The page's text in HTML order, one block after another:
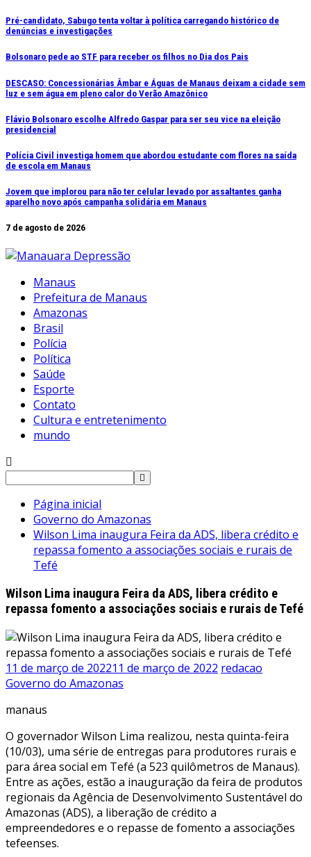
Ir
para
o
Pré-candidato, Sabugo tenta voltar à política carregando histórico de
denúncias e investigações
Bolsonaro pede ao STF para receber os filhos no Dia dos Pais
DESCASO: Concessionárias Âmbar e Águas de Manaus deixam a cidade sem
luz e sem água em pleno calor do Verão Amazônico
Flávio Bolsonaro escolhe Alfredo Gaspar para ser seu vice na eleição
presidencial
Polícia Civil investiga homem que abordou estudante com flores na saída
de escola em Manaus
Jovem que implorou para não ter celular levado por assaltantes ganha
aparelho novo após campanha solidária em Manaus
7 de agosto de 2026
Manaus
Prefeitura de Manaus
Amazonas
Brasil
Polícia
Política
Saúde
Esporte
Contato
Cultura e entretenimento
mundo
Pesquisar
Página inicial
Governo do Amazonas
Wilson Lima inaugura Feira da ADS, libera crédito e
repassa fomento a associações sociais e rurais de
Tefé
Wilson Lima inaugura Feira da ADS, libera crédito e
repassa fomento a associações sociais e rurais de Tefé
11 de março de 202211 de março de 2022 redacao
Governo do Amazonas
manaus
O governador Wilson Lima realizou, nesta quinta-feira
(10/03), uma série de entregas para produtores rurais e
para área social em Tefé (a 523 quilômetros de Manaus).
Entre as ações, estão a inauguração da feira de produtos
regionais da Agência de Desenvolvimento Sustentável do
Amazonas (ADS), a liberação de crédito a
empreendedores e o repasse de fomento a associações
tefeenses.